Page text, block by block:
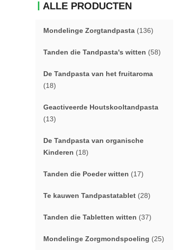
ALLE PRODUCTEN
Mondelinge Zorgtandpasta (136)
Tanden die Tandpasta's witten (58)
De Tandpasta van het fruitaroma
(18)
Geactiveerde Houtskooltandpasta
(13)
De Tandpasta van organische
Kinderen (18)
Tanden die Poeder witten (17)
Te kauwen Tandpastatablet (28)
Tanden die Tabletten witten (37)
Mondelinge Zorgmondspoeling (25)